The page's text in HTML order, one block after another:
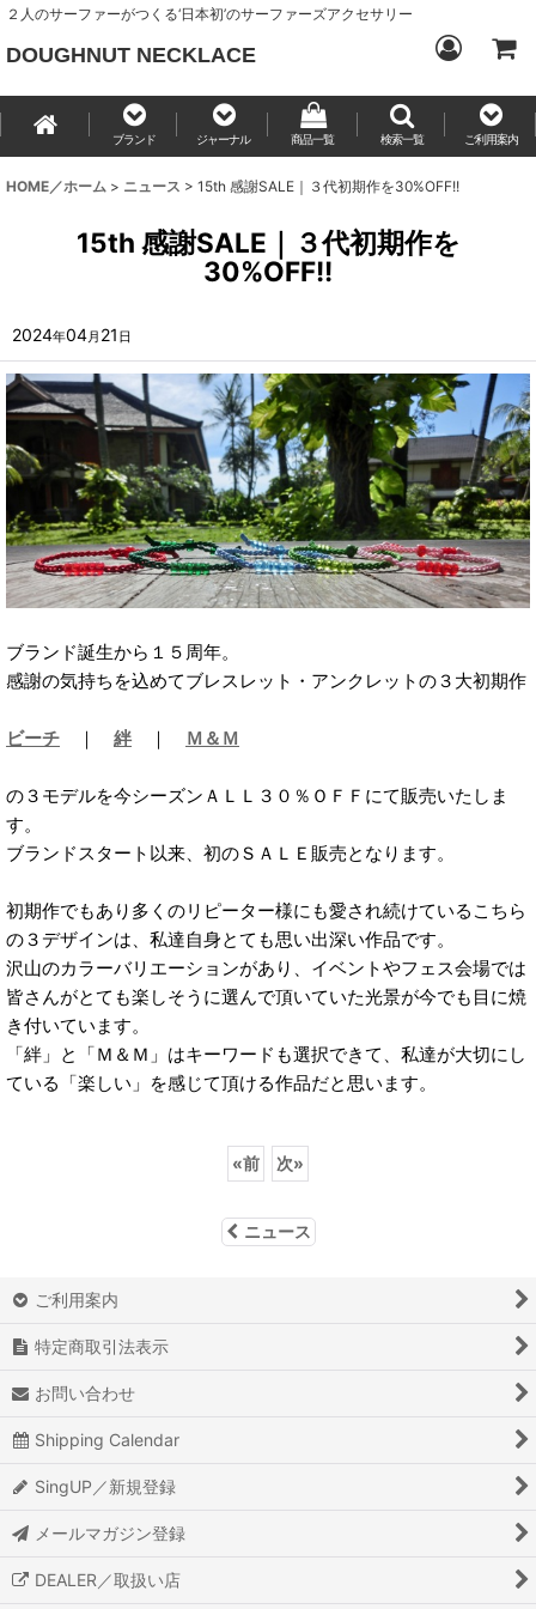
２人のサーファーがつくる‘日本初’のサーファーズアクセサリー
DOUGHNUT NECKLACE
ブランド ジャーナル 商品一覧 検索一覧 ご利用案内
HOME／ホーム > ニュース > 15th 感謝SALE｜３代初期作を30%OFF!!
15th 感謝SALE｜３代初期作を
30%OFF!!
2024年04月 21 日
ブランド誕生から１５周年。
感謝の気持ちを込めてブレスレット・アンクレットの３大初期作
ビーチ ｜ 絆 ｜ Ｍ＆Ｍ
の３モデルを今シーズンＡＬＬ３０％ＯＦＦにて販売いたしま
す。
ブランドスタート以来、初のＳＡＬＥ販売となります。
初期作でもあり多くのリピーター様にも愛され続けているこちら
の３デザインは、私達自身とても思い出深い作品です。
沢山のカラーバリエーションがあり、イベントやフェス会場では
皆さんがとても楽しそうに選んで頂いていた光景が今でも目に焼
き付いています。
「絆」と「Ｍ＆Ｍ」はキーワードも選択できて、私達が大切にし
ている「楽しい」を感じて頂ける作品だと思います。
«前 次»
ニュース
ご利用案内
特定商取引法表示
お問い合わせ
Shipping Calendar
SingUP／新規登録
メールマガジン登録
DEALER／取扱い店